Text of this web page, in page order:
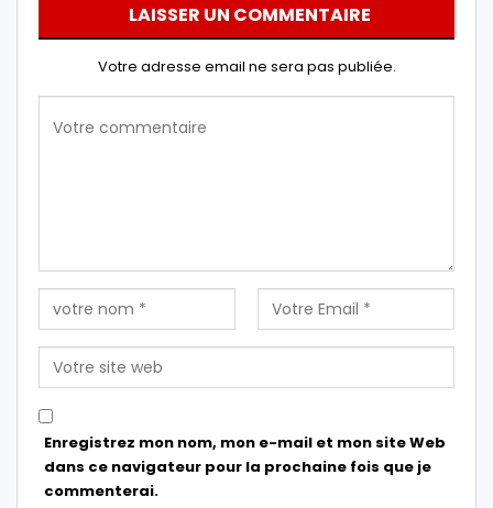
LAISSER UN COMMENTAIRE
Votre adresse email ne sera pas publiée.
Enregistrez mon nom, mon e-mail et mon site Web
dans ce navigateur pour la prochaine fois que je
commenterai.